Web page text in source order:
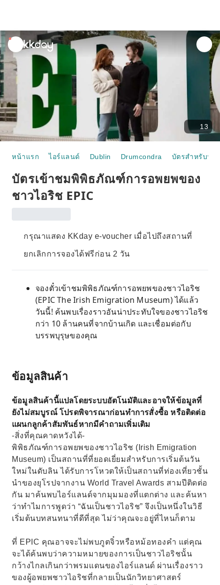
unread
notifications
13
หน้าแรก ไอร์แลนด์ Dublin Drumcondra บัตรสำหรับนัก
บัตรเข้าชมพิพิธภัณฑ์การอพยพของ
ชาวไอริช EPIC
กรุณาแสดง KKday e-voucher เมื่อไปถึงสถานที่
ยกเลิกการจองได้ฟรีก่อน 2 วัน
จองตั๋วเข้าชมพิพิธภัณฑ์การอพยพของชาวไอริช
(EPIC The Irish Emigration Museum) ได้แล้ว
วันนี้! ค้นพบเรื่องราวอันน่าประทับใจของชาวไอริช
กว่า 10 ล้านคนที่จากบ้านเกิด และเชื่อมต่อกับ
บรรพบุรุษของคุณ
ข้อมูลสินค้า
ข้อมูลสินค้านี้แปลโดยระบบอัตโนมัติและอาจให้ข้อมูลที่
ยังไม่สมบูรณ์ โปรดพิจารณาก่อนทำการสั่งซื้อ หรือติดต่อ
แผนกลูกค้าสัมพันธ์หากมีคำถามเพิ่มเติม
-สิ่งที่คุณคาดหวังได้-
พิพิธภัณฑ์การอพยพของชาวไอริช (Irish Emigration
Museum) เป็นสถานที่ที่ยอดเยี่ยมสำหรับการเริ่มต้นวัน
ใหม่ในดับลิน ได้รับการโหวตให้เป็นสถานที่ท่องเที่ยวชั้น
นำของยุโรปจากงาน World Travel Awards สามปีติดต่อ
กัน มาค้นพบไอร์แลนด์จากมุมมองที่แตกต่าง และค้นหา
ว่าทำไมการพูดว่า “ฉันเป็นชาวไอริช” จึงเป็นหนึ่งในวิธี
เริ่มต้นบทสนทนาที่ดีที่สุด ไม่ว่าคุณจะอยู่ที่ไหนก็ตาม
ที่ EPIC คุณอาจจะไม่พบภูตจิ๋วหรือหม้อทองคำ แต่คุณ
จะได้ค้นพบว่าความหมายของการเป็นชาวไอริชนั้น
กว้างไกลเกินกว่าพรมแดนของไอร์แลนด์ ผ่านเรื่องราว
ของผู้อพยพชาวไอริชที่กลายเป็นนักวิทยาศาสตร์